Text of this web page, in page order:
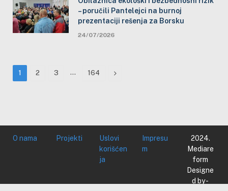
– poručili Pantelejci na burnoj
prezentaciji rešenja za Borsku
24/07/2026
1 2 3 … 164 Next
O nama Projekti
Uslovi
korišćen
ja
Impresu
m
2024.
Mediare
form
Designe
d by -